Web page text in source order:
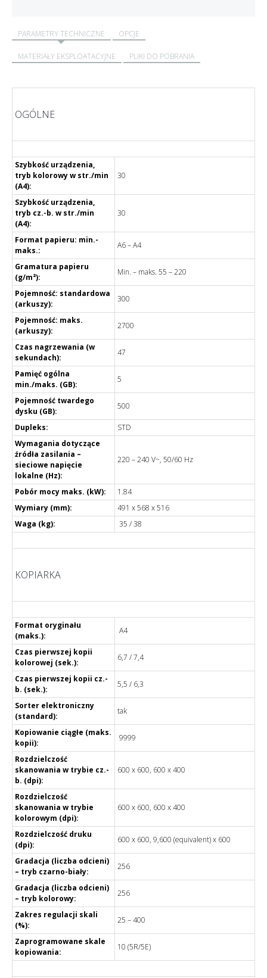
PARAMETRY TECHNICZNE OPCJE
MATERIAŁY EKSPLOATACYJNE PLIKI DO POBRANIA
OGÓLNE
Szybkość urządzenia,
tryb kolorowy w str./min
(A4):
30
Szybkość urządzenia,
tryb cz.-b. w str./min
(A4):
30
Format papieru: min.-
maks.:
A6 – A4
Gramatura papieru
(g/m²):
Min. – maks. 55 – 220
Pojemność: standardowa
(arkuszy):
300
Pojemność: maks.
(arkuszy):
2700
Czas nagrzewania (w
sekundach):
47
Pamięć ogólna
min./maks. (GB):
5
Pojemność twardego
dysku (GB):
500
Dupleks:
STD
Wymagania dotyczące
źródła zasilania –
sieciowe napięcie
lokalne (Hz):
220 – 240 V~, 50/60 Hz
Pobór mocy maks. (kW):
1.84
Wymiary (mm):
491 x 568 x 516
Waga (kg):
35 / 38
KOPIARKA
Format oryginału
(maks.):
A4
Czas pierwszej kopii
kolorowej (sek.):
6,7 / 7,4
Czas pierwszej kopii cz.-
b. (sek.):
5,5 / 6,3
Sorter elektroniczny
(standard):
tak
Kopiowanie ciągłe (maks.
kopii):
9999
Rozdzielczość
skanowania w trybie cz.-
b. (dpi):
600 x 600, 600 x 400
Rozdzielczość
skanowania w trybie
kolorowym (dpi):
600 x 600, 600 x 400
Rozdzielczość druku
(dpi):
600 x 600, 9,600 (equivalent) x 600
Gradacja (liczba odcieni)
– tryb czarno-biały:
256
Gradacja (liczba odcieni)
– tryb kolorowy:
256
Zakres regulacji skali
(%):
25 – 400
Zaprogramowane skale
kopiowania:
10 (5R/5E)